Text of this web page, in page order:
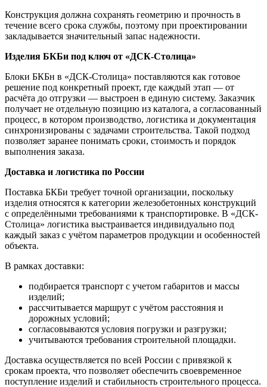
Конструкция должна сохранять геометрию и прочность в
течение всего срока службы, поэтому при проектировании
закладывается значительный запас надежности.
Изделия БКБи под ключ от «ДСК-Столица»
Блоки БКБн в «ДСК-Столица» поставляются как готовое
решение под конкретный проект, где каждый этап — от
расчёта до отгрузки — выстроен в единую систему. Заказчик
получает не отдельную позицию из каталога, а согласованный
процесс, в котором производство, логистика и документация
синхронизированы с задачами строительства. Такой подход
позволяет заранее понимать сроки, стоимость и порядок
выполнения заказа.
Доставка и логистика по России
Поставка БКБи требует точной организации, поскольку
изделия относятся к категории железобетонных конструкций
с определёнными требованиями к транспортировке. В «ДСК-
Столица» логистика выстраивается индивидуально под
каждый заказ с учётом параметров продукции и особенностей
объекта.
В рамках доставки:
подбирается транспорт с учетом габаритов и массы
изделий;
рассчитывается маршрут с учётом расстояния и
дорожных условий;
согласовываются условия погрузки и разгрузки;
учитываются требования строительной площадки.
Доставка осуществляется по всей России с привязкой к
срокам проекта, что позволяет обеспечить своевременное
поступление изделий и стабильность строительного процесса.